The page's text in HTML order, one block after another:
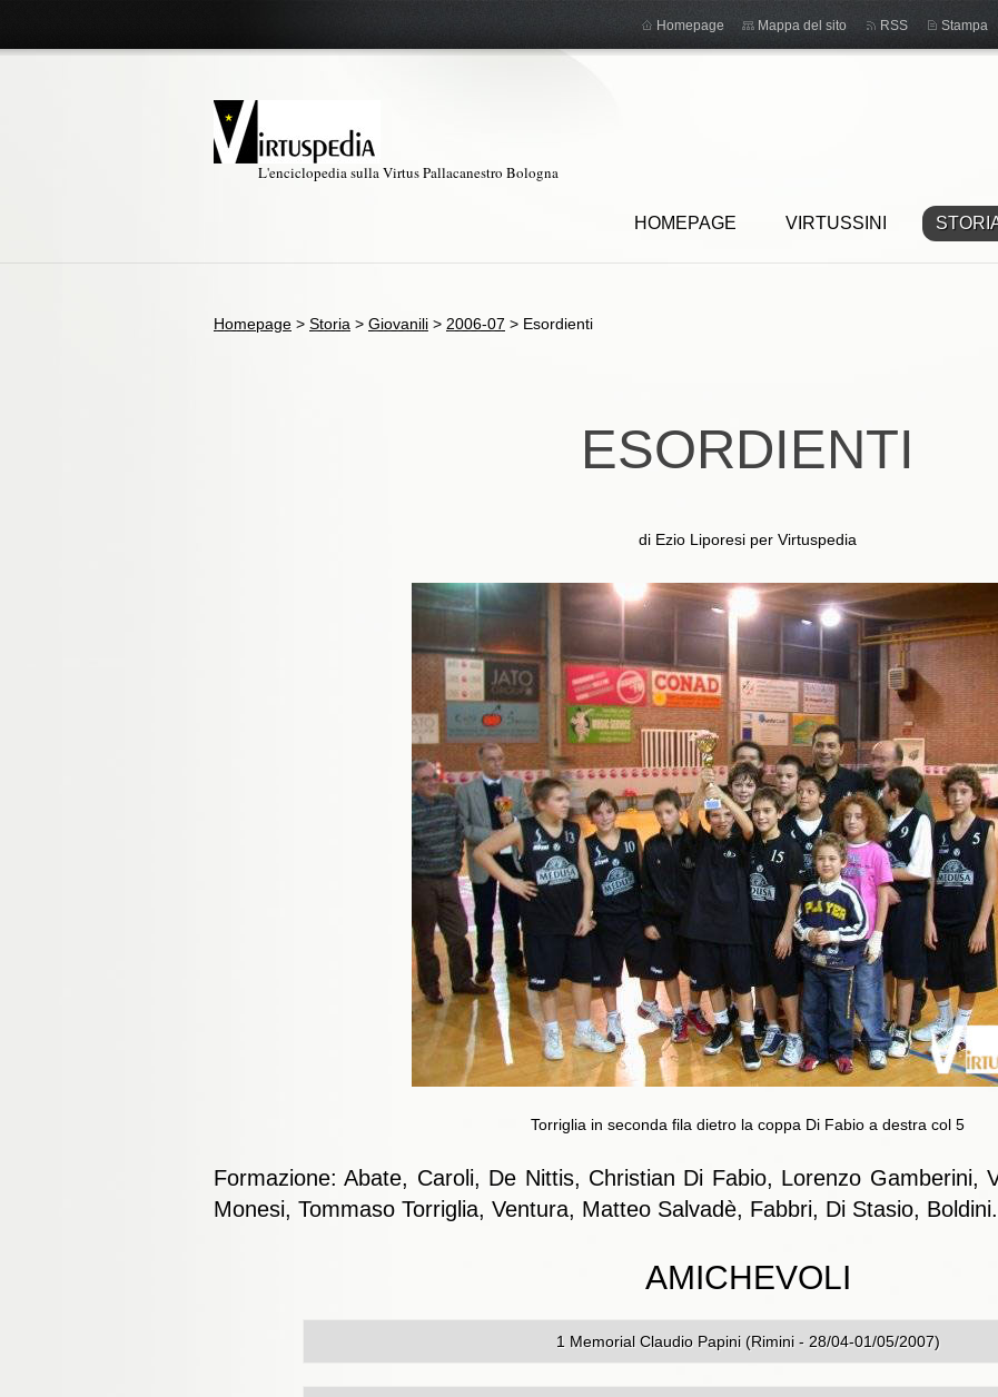
L'enciclopedia sulla Virtus Pallacanestro Bologna
HOMEPAGE VIRTUSSINI
Homepage Mappa del sito RSS Stampa
Homepage > Storia > Giovanili > 2006-07 > Esordienti
ESORDIENTI
di Ezio Liporesi per Virtuspedia
Torriglia in seconda fila dietro la coppa Di Fabio a destra col 5
Formazione: Abate, Caroli, De Nittis, Christian Di Fabio, Lorenzo Gamberini,
Monesi, Tommaso Torriglia, Ventura, Matteo Salvadè, Fabbri, Di Stasio,
AMICHEVOLI
1 Memorial Claudio Papini (Rimini - 28/04-01/05/2007)